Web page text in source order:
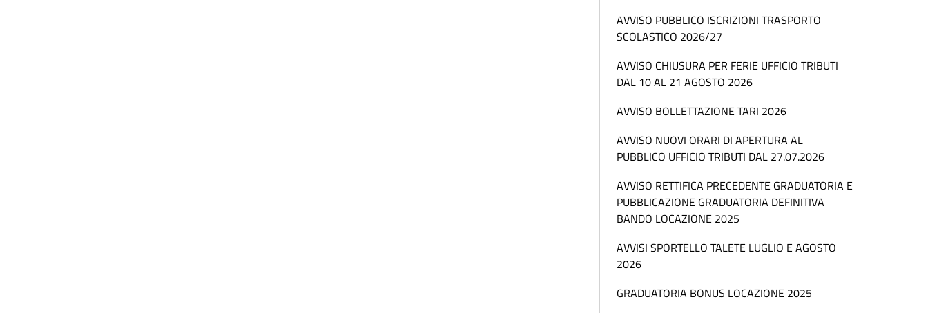
AVVISO PUBBLICO ISCRIZIONI TRASPORTO
SCOLASTICO 2026/27
AVVISO CHIUSURA PER FERIE UFFICIO TRIBUTI
DAL 10 AL 21 AGOSTO 2026
AVVISO BOLLETTAZIONE TARI 2026
AVVISO NUOVI ORARI DI APERTURA AL
PUBBLICO UFFICIO TRIBUTI DAL 27.07.2026
AVVISO RETTIFICA PRECEDENTE GRADUATORIA E
PUBBLICAZIONE GRADUATORIA DEFINITIVA
BANDO LOCAZIONE 2025
AVVISI SPORTELLO TALETE LUGLIO E AGOSTO
2026
GRADUATORIA BONUS LOCAZIONE 2025